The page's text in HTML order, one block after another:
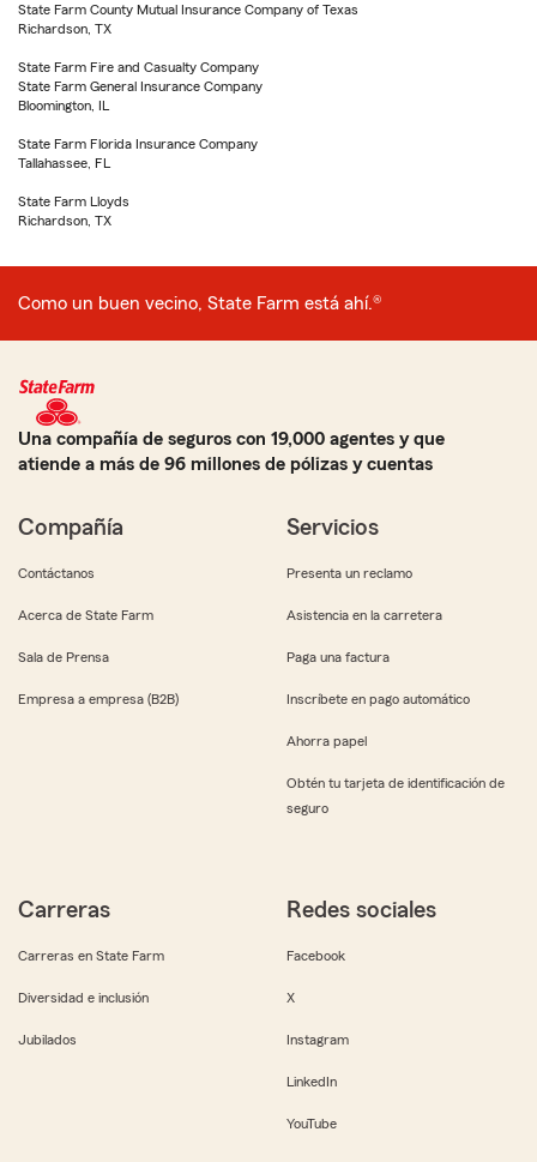
State Farm County Mutual Insurance Company of Texas
Richardson, TX
State Farm Fire and Casualty Company
State Farm General Insurance Company
Bloomington, IL
State Farm Florida Insurance Company
Tallahassee, FL
State Farm Lloyds
Richardson, TX
Como un buen vecino, State Farm está ahí.®
Una compañía de seguros con 19,000 agentes y que
atiende a más de 96 millones de pólizas y cuentas
Compañía
Contáctanos
Acerca de State Farm
Sala de Prensa
Empresa a empresa (B2B)
Servicios
Presenta un reclamo
Asistencia en la carretera
Paga una factura
Inscríbete en pago automático
Ahorra papel
Obtén tu tarjeta de identificación de
seguro
Carreras
Carreras en State Farm
Diversidad e inclusión
Jubilados
Redes sociales
Facebook
X
Instagram
LinkedIn
YouTube